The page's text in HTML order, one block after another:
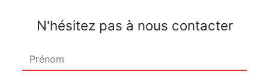
N'hésitez pas à nous contacter